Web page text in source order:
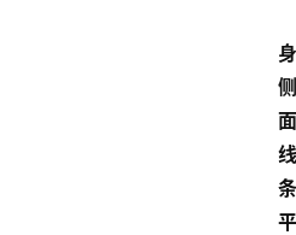
身
侧
面
线
条
平